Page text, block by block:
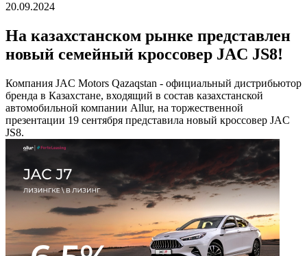
20.09.2024
На казахстанском рынке представлен
новый семейный кроссовер JAC JS8!
Компания JAC Motors Qazaqstan - официальный дистрибьютор
бренда в Казахстане, входящий в состав казахстанской
автомобильной компании Allur, на торжественной
презентации 19 сентября представила новый кроссовер JAC
JS8.